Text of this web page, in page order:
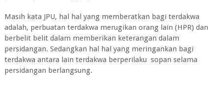
Masih kata JPU, hal hal yang memberatkan bagi terdakwa
adalah, perbuatan terdakwa merugikan orang lain (HPR) dan
berbelit belit dalam memberikan keterangan dalam
persidangan. Sedangkan hal hal yang meringankan bagi
terdakwa antara lain terdakwa berperilaku sopan selama
persidangan berlangsung.